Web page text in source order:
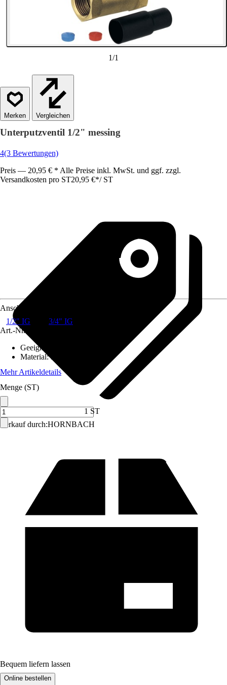
1/1
Vergleichen
Unterputzventil 1/2" messing
4(3 Bewertungen)
Preis — 20,95 € * Alle Preise inkl. MwSt. und ggf. zzgl.
Versandkosten pro ST20,95 €*/ ST
Verkauf durch:HORNBACH
Anschluss
1/2" IG
3/4" IG
Art.-Nr.
Geeignet für
Material:Messing
Mehr Artikeldetails
Menge (ST)
1 ST
Bequem liefern lassen
Online bestellen